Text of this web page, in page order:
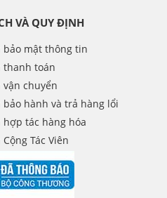
VÀ QUY ĐỊNH
bảo mật thông tin
thanh toán
vận chuyển
bảo hành và trả hàng lổi
hợp tác hàng hóa
Tác Viên